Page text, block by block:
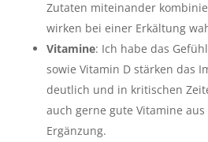
Zutaten miteinander
wirken bei einer Erkältung
Vitamine: Ich habe das
sowie Vitamin D stärken das
deutlich und in kritischen
auch gerne gute Vitamine
Ergänzung.